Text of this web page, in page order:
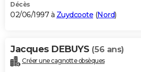
Décès
02/06/1997 à Zuydcoote (Nord)
Jacques DEBUYS (56 ans)
Créer une cagnotte obsèques